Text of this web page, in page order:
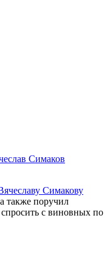
Симаков
Симакову
также поручил
с виновных по